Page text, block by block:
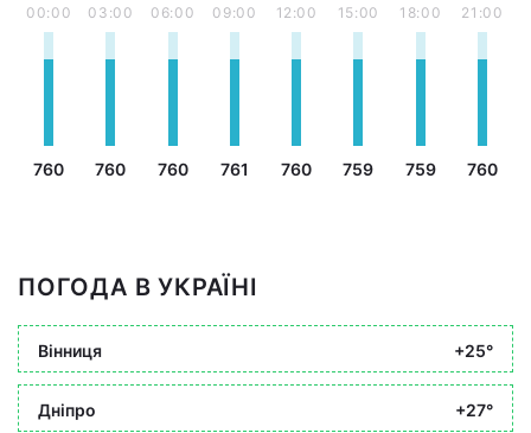
00:00
760
03:00
760
06:00
760
09:00
761
12:00
760
15:00
759
18:00
759
21:00
760
ПОГОДА В УКРАЇНІ
Вінниця +25°
Дніпро +27°